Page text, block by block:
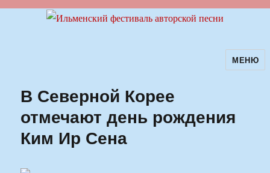
Ильменский фестиваль авторскойМЕНЮ
В Северной Корее
отмечают день рождения
Ким Ир Сена